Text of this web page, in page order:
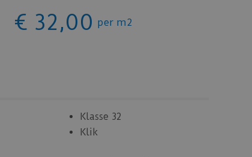
€ 32,00 per m2
Klasse 32
Klik